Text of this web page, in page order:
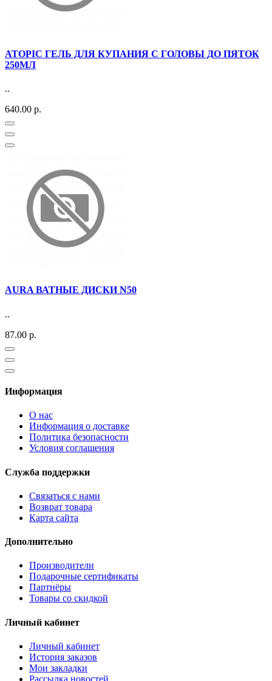
ATOPIC ГЕЛЬ ДЛЯ КУПАНИЯ С ГОЛОВЫ ДО ПЯТОК
250МЛ
..
640.00 р.
AURA ВАТНЫЕ ДИСКИ N50
..
87.00 р.
Информация
О нас
Информация о доставке
Политика безопасности
Условия соглашения
Служба поддержки
Связаться с нами
Возврат товара
Карта сайта
Дополнительно
Производители
Подарочные сертификаты
Партнёры
Товары со скидкой
Личный кабинет
Личный кабинет
История заказов
Мои закладки
Рассылка новостей